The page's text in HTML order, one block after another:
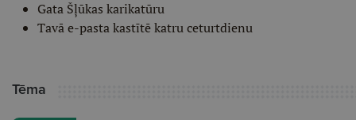
Gata Šļūkas karikatūru
Tavā e-pasta kastītē katru ceturtdienu
Tēma